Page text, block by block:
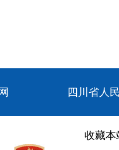
四川省人
收藏本